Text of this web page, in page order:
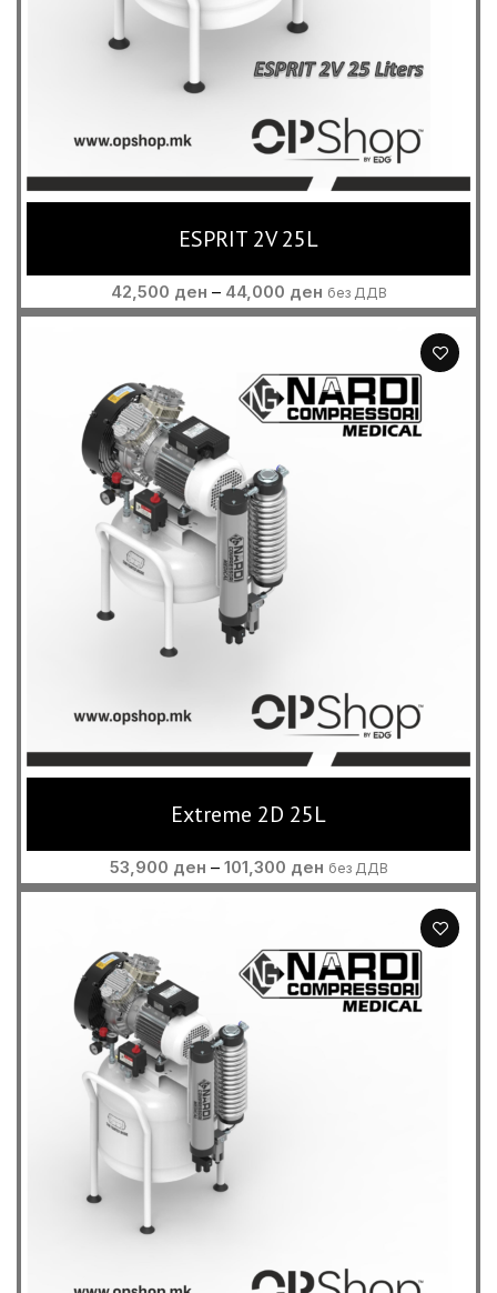
ESPRIT 2V 25L
42,500 ден – 44,000 денPrice
range:
44,000 ден
без ДДВ
Extreme 2D 25L
53,900 ден – 101,300 денPrice
range:
101,300 ден
без ДДВ